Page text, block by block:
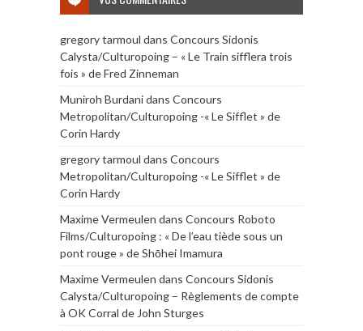
gregory tarmoul dans Concours Sidonis
Calysta/Culturopoing – « Le Train sifflera trois
fois » de Fred Zinneman
Muniroh Burdanidans Concours
Metropolitan/Culturopoing -« Le Sifflet » de
Corin Hardy
gregory tarmoul dans Concours
Metropolitan/Culturopoing -« Le Sifflet » de
Corin Hardy
Maxime Vermeulen dans Concours Roboto
Films/Culturopoing : « De l’eau tiède sous un
pont rouge » de Shōhei Imamura
Maxime Vermeulen dans Concours Sidonis
Calysta/Culturopoing – Règlements de compte
à OK Corral de John Sturges